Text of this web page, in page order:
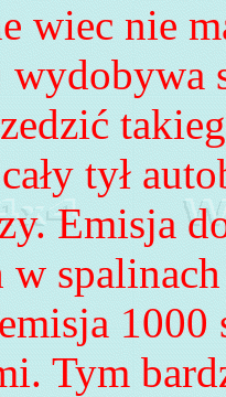
wiec nie
tył
Emisja
i. Tym